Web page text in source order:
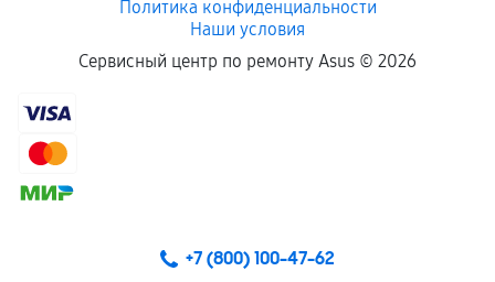
Политика конфиденциальности
Наши условия
Сервисный центр по ремонту Asus © 2026
+7 (800) 100-47-62